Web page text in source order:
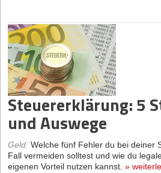
Steuererklärung: 5
und Auswege
Geld: Welche fünf Fehler du bei deiner
Fall vermeiden solltest und wie du
eigenen Vorteil nutzen kannst. »